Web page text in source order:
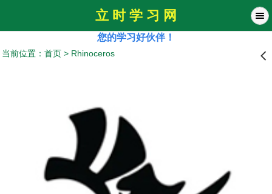
立 时 学 习 网
您的学习好伙伴！
当前位置： 首页> Rhinoceros 󰊒